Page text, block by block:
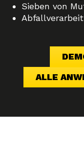
Sieben von
ALLE